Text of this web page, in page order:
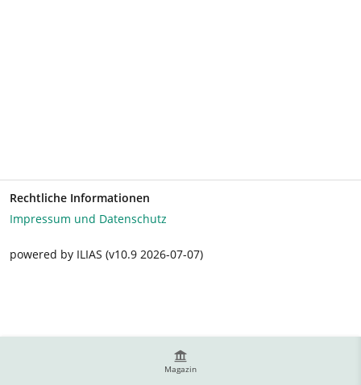
Magazin
Rechtliche Informationen
Impressum und Datenschutz
powered by ILIAS (v10.9 2026-07-07)